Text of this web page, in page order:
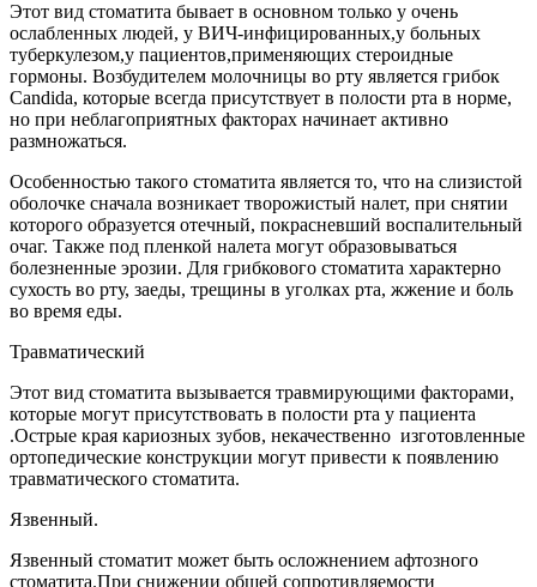
Этот вид стоматита бывает в основном только у очень
ослабленных людей, у ВИЧ-инфицированных,у больных
туберкулезом,у пациентов,применяющих стероидные
гормоны. Возбудителем молочницы во рту является грибок
Candida, которые всегда присутствует в полости рта в норме,
но при неблагоприятных факторах начинает активно
размножаться.
Особенностью такого стоматита является то, что на слизистой
оболочке сначала возникает творожистый налет, при снятии
которого образуется отечный, покрасневший воспалительный
очаг. Также под пленкой налета могут образовываться
болезненные эрозии. Для грибкового стоматита характерно
сухость во рту, заеды, трещины в уголках рта, жжение и боль
во время еды.
Травматический
Этот вид стоматита вызывается травмирующими факторами,
которые могут присутствовать в полости рта у пациента
.Острые края кариозных зубов, некачественно изготовленные
ортопедические конструкции могут привести к появлению
травматического стоматита.
Язвенный.
Язвенный стоматит может быть осложнением афтозного
стоматита.При снижении общей сопротивляемости